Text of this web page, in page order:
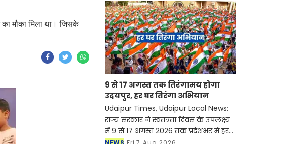
मौका मिला था। जिसके
9 से 17 अगस्त तक तिरंगामय होगा
उदयपुर, हर घर तिरंगा अभियान
Udaipur Times, Udaipur Local News:
राज्य सरकार ने स्वतंत्रता दिवस के उपलक्ष्य
में 9 से 17 अगस्त 2026 तक प्रदेशभर में हर